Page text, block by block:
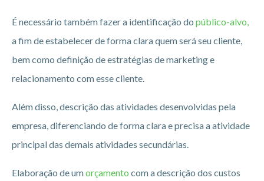
É necessário também fazer a identificação do público-alvo,
a fim de estabelecer de forma clara quem será seu cliente,
bem como definição de estratégias de marketing e
relacionamento com esse cliente.
Além disso, descrição das atividades desenvolvidas pela
empresa, diferenciando de forma clara e precisa a atividade
principal das demais atividades secundárias.
Elaboração de umorçamento com a descrição dos custos